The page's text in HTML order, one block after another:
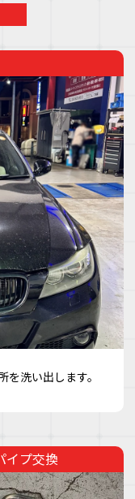
洗い出します。
プ交換